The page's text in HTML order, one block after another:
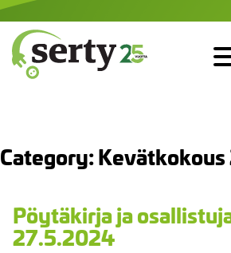
Siirry
sisältöön
Category:
Pöytäkirja ja
27.5.2024